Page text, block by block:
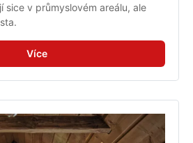
sice v průmyslovém areálu, ale
Více